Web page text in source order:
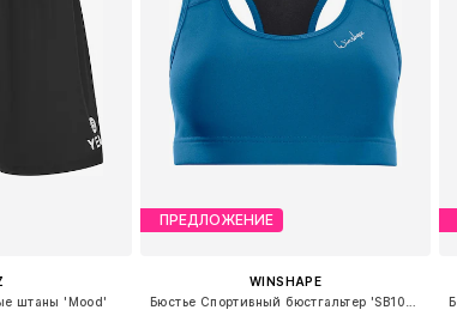
штаны 'Mood'
ПРЕДЛОЖЕНИЕ
WINSHAPE